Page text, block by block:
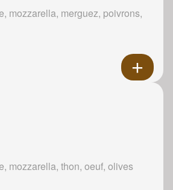
mozzarella, merguez, poivrons,
mozzarella, thon, oeuf, olives